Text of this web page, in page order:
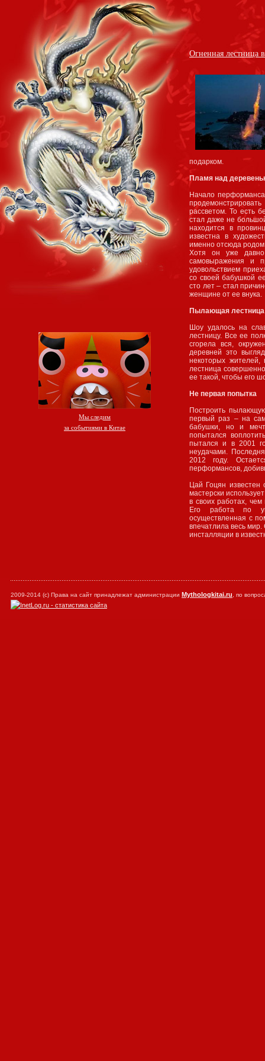
Мы следим
за событиями в Китае
Огненная лестница
подарком.
Пламя над
Начало
рассветом. То есть
стал даже не
находится в
известна в
именно отсюда
Хотя он уже давно
самовыражения и
удовольствием
со своей бабушкой
сто лет – стал
женщине от ее внука.
Пылающая лестница
Шоу удалось на
лестницу. Все ее
сгорела вся,
деревней это
некоторых
лестница
ее такой, чтобы его
Не первая попытка
Построить
первый раз – на
бабушки, но и
попытался
пытался и в 2001
неудачами.
2012 году.
перформансов,
Цай Гоцян
мастерски
в своих работах,
Его работа по
осуществленная с
впечатлила весь
инсталляции в
2009-2014 (с) Права на сайт принадлежат администрации Mythologkitai.ru , по